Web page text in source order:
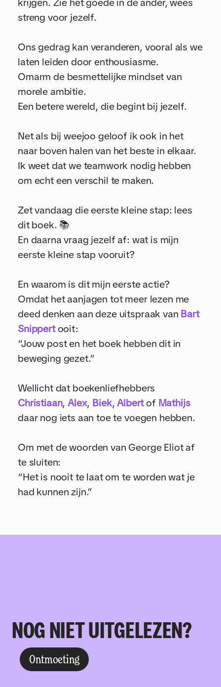
krijgen. Zie het goede in de ander, wees
streng voor jezelf.
Ons gedrag kan veranderen, vooral als we
laten leiden door enthousiasme.
Omarm de besmettelijke mindset van
morele ambitie.
Een betere wereld, die begint bij jezelf.
Net als bij weejoo geloof ik ook in het
naar boven halen van het beste in elkaar.
Ik weet dat we teamwork nodig hebben
om echt een verschil te maken.
Zet vandaag die eerste kleine stap: lees
dit boek. 📚
En daarna vraag jezelf af: wat is mijn
eerste kleine stap vooruit?
En waarom is dit mijn eerste actie?
Omdat het aanjagen tot meer lezen me
deed denken aan deze uitspraak van Bart
Snippertooit:
“Jouw post en het boek hebben dit in
beweging gezet.”
Wellicht dat boekenliefhebbers
Christiaan,Alex, Biek,Albertof Mathijs
daar nog iets aan toe te voegen hebben.
Om met de woorden van George Eliot af
te sluiten:
“Het is nooit te laat om te worden wat je
had kunnen zijn.”
NOG NIET UITGELEZEN?
Ontmoeting